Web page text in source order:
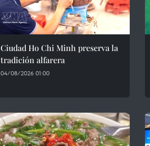
Ciudad Ho Chi Minh preserva la
tradición alfarera
04/08/2026 01:00